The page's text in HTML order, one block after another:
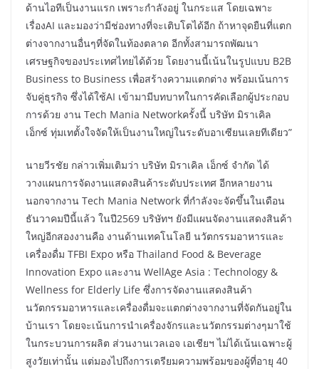
ด้านไอทีเป็นงานแรก เพราะกำลังอยู่ ในกระแส โดยเฉพาะ
เรื่องAI และมองว่ามีช่องทางที่จะเติบโตได้อีก ถ้าหาจุดยืนที่แตก
ต่างจากงานอื่นๆที่จัดในท้องตลาด อีกทั้งสามารถพัฒนา
เศรษฐกิจของประเทศไทยได้ด้วย โดยงานนี้เน้นในรูปแบบ B2B
Business to Business เพื่อสร้างความแตกต่าง พร้อมเน้นการ
จับคู่ธุรกิจ ซึ่งได้ใช้AI เข้ามามีบทบาทในการคัดเลือกผู้ประกอบ
การด้วย งาน Tech Mania Networkครั้งนี้ บริษัท มิราเคิล
เอ็กซ์ ทุ่มเทตั้งใจจัดให้เป็นงานใหญ่ในระดับอาเซียนเลยทีเดียว”
นายวีรชัย กล่าวเพิ่มเติมว่า บริษัท มิราเคิล เอ็กซ์ จำกัด ได้
วางแผนการจัดงานแสดงสินค้าระดับประเทศ อีกหลายงาน
นอกจากงาน Tech Mania Network ที่กำลังจะจัดขึ้นในเดือน
ธันวาคมปีนี้แล้ว ในปี2569 บริษัทฯ ยังมีแผนจัดงานแสดงสินค้า
ใหญ่อีกสองงานคือ งานด้านเทคโนโลยี นวัตกรรมอาหารและ
เครื่องดื่ม TFBI Expo หรือ Thailand Food & Beverage
Innovation Expo และงาน WellAge Asia : Technology &
Wellness for Elderly Life ซึ่งการจัดงานแสดงสินค้า
นวัตกรรมอาหารและเครื่องดื่มจะแตกต่างจากงานที่จัดกันอยู่ใน
บ้านเรา โดยจะเน้นการนำเครื่องจักรและนวัตกรรมต่างๆมาใช้
ในกระบวนการผลิต ส่วนงานเวลเอจ เอเชียฯ ไม่ได้เน้นเฉพาะผู้
สูงวัยเท่านั้น แต่มองไปถึงการเตรียมความพร้อมของผู้ที่อายุ 40